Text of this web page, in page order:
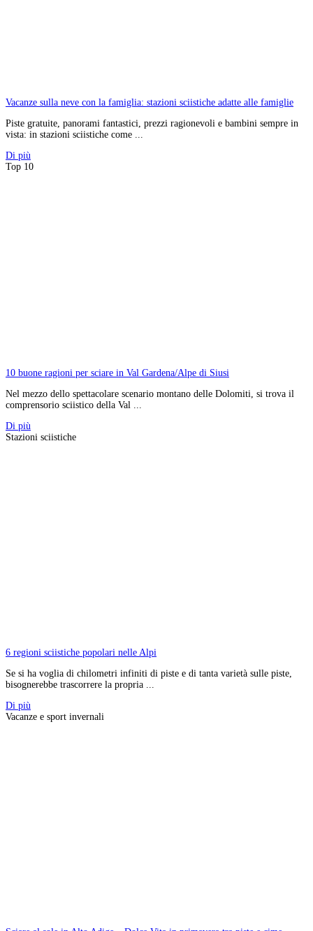
Vacanze sulla neve con la famiglia: stazioni sciistiche adatte alle famiglie
Piste gratuite, panorami fantastici, prezzi ragionevoli e bambini sempre in
vista: in stazioni sciistiche come ...
Di più
Top 10
10 buone ragioni per sciare in Val Gardena/Alpe di Siusi
Nel mezzo dello spettacolare scenario montano delle Dolomiti, si trova il
comprensorio sciistico della Val ...
Di più
Stazioni sciistiche
6 regioni sciistiche popolari nelle Alpi
Se si ha voglia di chilometri infiniti di piste e di tanta varietà sulle piste,
bisognerebbe trascorrere la propria ...
Di più
Vacanze e sport invernali